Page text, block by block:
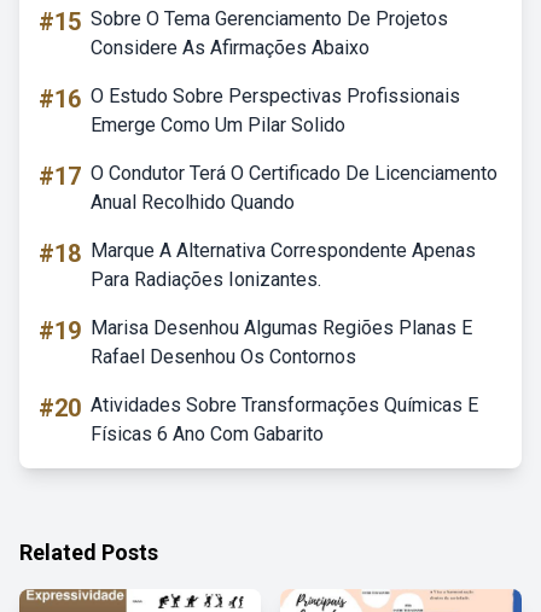
#15 Sobre O Tema Gerenciamento De Projetos
Considere As Afirmações Abaixo
#16 O Estudo Sobre Perspectivas Profissionais
Emerge Como Um Pilar Solido
#17 O Condutor Terá O Certificado De Licenciamento
Anual Recolhido Quando
#18 Marque A Alternativa Correspondente Apenas
Para Radiações Ionizantes.
#19 Marisa Desenhou Algumas Regiões Planas E
Rafael Desenhou Os Contornos
#20 Atividades Sobre Transformações Químicas E
Físicas 6 Ano Com Gabarito
Related Posts